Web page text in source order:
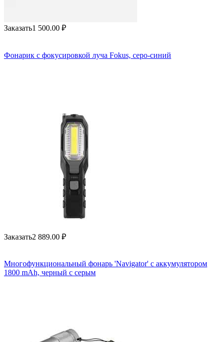
Заказать1 500.00 ₽
Фонарик с фокусировкой луча Fokus, серо-синий
Заказать2 889.00 ₽
Многофункциональный фонарь 'Navigator' с аккумулятором
1800 mAh, черный с серым